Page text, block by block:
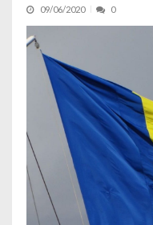
09/06/2020 0